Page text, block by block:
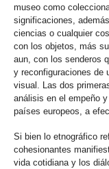
museo como
significaciones,
ciencias o cualquier
con los objetos, más
aun, con los senderos
y reconfiguraciones de
visual. Las dos
análisis en el empeño
países europeos, a
Si bien lo etnográfico
cohesionantes
vida cotidiana y los